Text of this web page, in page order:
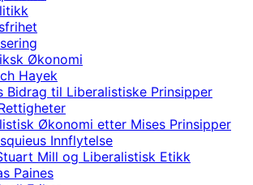
Økonomi
Hayek
Bidrag til Liberalistiske Prinsipper
Økonomi etter Mises Prinsipper
Innflytelse
Mill og Liberalistisk Etikk
Paines